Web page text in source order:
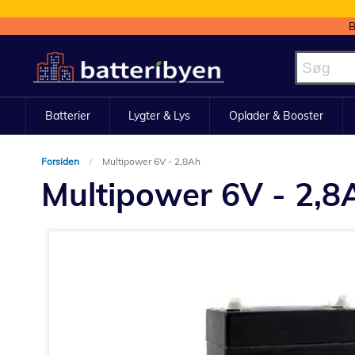
to
Content
Batterier Lygter & Lys Oplader & Booster
Forsiden Multipower 6V - 2,8Ah
Multipower 6V -